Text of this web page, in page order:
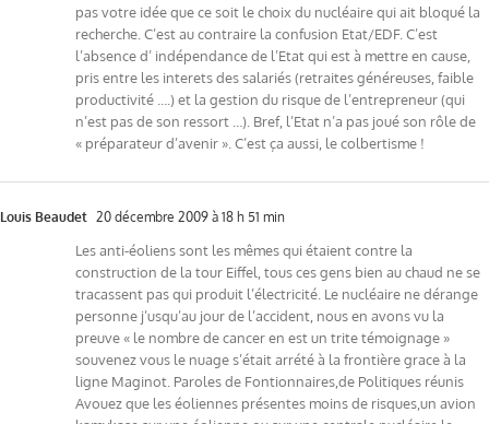
pas votre idée que ce soit le choix du nucléaire qui ait bloqué la
recherche. C’est au contraire la confusion Etat/EDF. C’est
l’absence d’ indépendance de l’Etat qui est à mettre en cause,
pris entre les interets des salariés (retraites généreuses, faible
productivité ….) et la gestion du risque de l’entrepreneur (qui
n’est pas de son ressort …). Bref, l’Etat n’a pas joué son rôle de
« préparateur d’avenir ». C’est ça aussi, le colbertisme !
Louis Beaudet 20 décembre 2009 à 18 h 51 min
Les anti-éoliens sont les mêmes qui étaient contre la
construction de la tour Eiffel, tous ces gens bien au chaud ne se
tracassent pas qui produit l’électricité. Le nucléaire ne dérange
personne j’usqu’au jour de l’accident, nous en avons vu la
preuve « le nombre de cancer en est un trite témoignage »
souvenez vous le nuage s’était arrété à la frontière grace à la
ligne Maginot. Paroles de Fontionnaires,de Politiques réunis
Avouez que les éoliennes présentes moins de risques,un avion